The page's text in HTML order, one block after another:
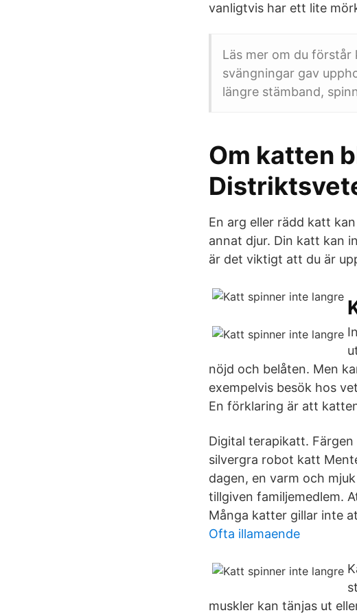
vanligtvis har ett lite
Läs mer om du
svängningar gav
längre stämband,
Om katten
En arg eller rädd katt
annat djur. Din katt kan
är det viktigt att du är
nöjd och belåten. Men
exempelvis besök hos
En förklaring är att
Digital terapikatt.
silvergra robot katt
dagen, en varm och
tillgiven familjemedlem.
Många katter gillar inte
Ofta illamaende
muskler kan tänjas ut